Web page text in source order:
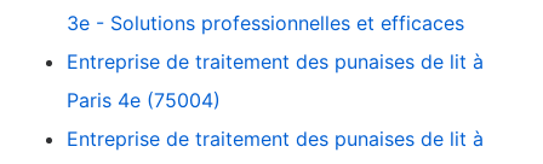
3e - Solutions professionnelles et efficaces
Entreprise de traitement des punaises de lit à
Paris 4e (75004)
Entreprise de traitement des punaises de lit à